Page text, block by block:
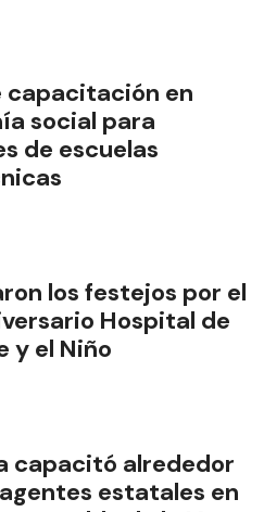
capacitación en
social para
de escuelas
los festejos por el
Hospital de
y el Niño
capacitó alrededor
estatales en